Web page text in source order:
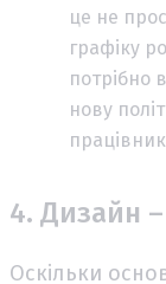
це не
графіку
потрібно
нову
4. Дизайн
Оскільки